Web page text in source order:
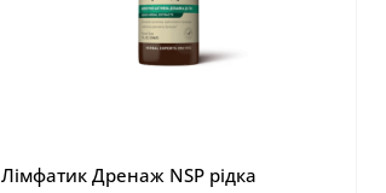
Лімфатик Дренаж NSP рідка